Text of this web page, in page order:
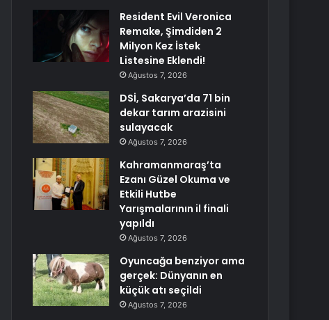
Resident Evil Veronica
Remake, Şimdiden 2
Milyon Kez İstek
Listesine Eklendi!
Ağustos 7, 2026
DSİ, Sakarya’da 71 bin
dekar tarım arazisini
sulayacak
Ağustos 7, 2026
Kahramanmaraş’ta
Ezanı Güzel Okuma ve
Etkili Hutbe
Yarışmalarının il finali
yapıldı
Ağustos 7, 2026
Oyuncağa benziyor ama
gerçek: Dünyanın en
küçük atı seçildi
Ağustos 7, 2026